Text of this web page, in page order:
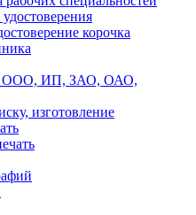
корочка
ООО, ИП, ЗАО, ОАО,
изготовление